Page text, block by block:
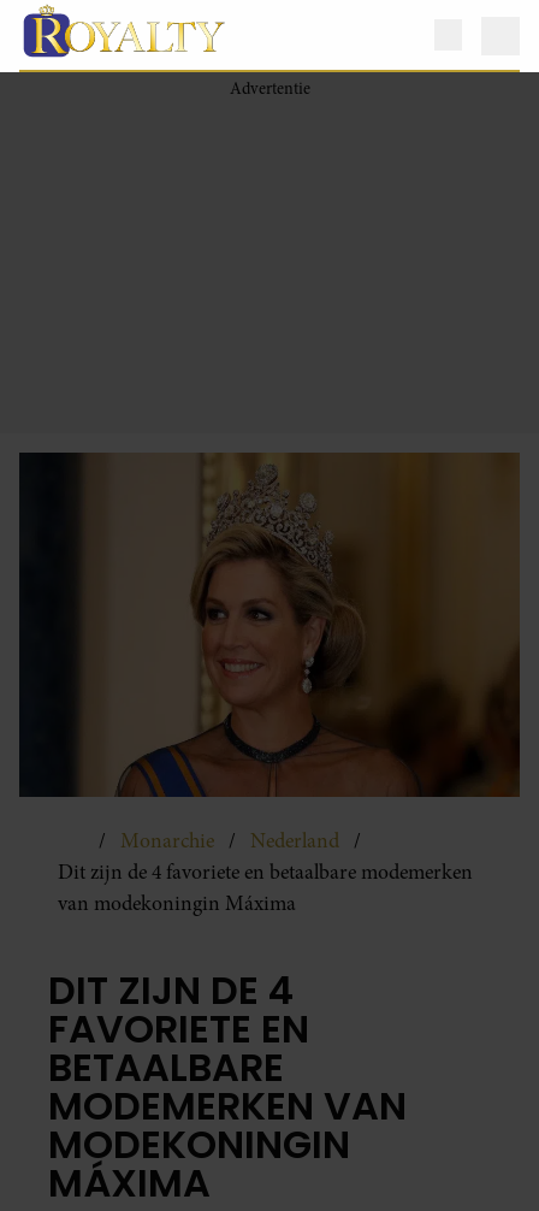
Monarchie
Nederland
Dit zijn de 4 favoriete en betaalbare modemerken
van modekoningin Máxima
DIT ZIJN DE 4
FAVORIETE EN
BETAALBARE
MODEMERKEN VAN
MODEKONINGIN
MÁXIMA